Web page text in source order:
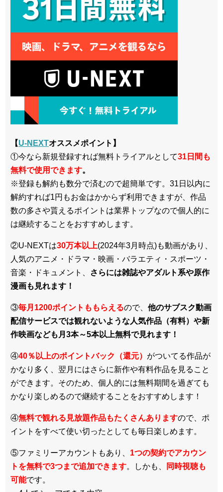
【U-NEXTオススメポイント】
①今なら新規登録すれば無料トライアルとして31日間も
無料で使用できます。
※登録も解約も数分で済むので超簡単です。31日以内に
解約すれば1円もお金はかからず利用できますが、作品
数の多さや貰えるポイントは業界トップなので個人的に
は継続することをおすすめします。
②U-NEXTは30万本以上(2024年3月時点)も動画があり、
人気のアニメ・ドラマ・映画・バラエティ・スポーツ・
音楽・ドキュメント、
さらには雑誌やアダルト系や原作
漫画も見れます！
③毎月1200ポイントももらえるので、 他のサブスク動画
配信サービスでは観れないような人気作品（有料）や新
作映画なども月3本～5本以上無料で見れます！
④40％以上のポイントバック（還元） がついてる作品が
かなり多く、翌月にはさらに新作や有料作品を見ること
ができます。そのため、個人的には無料期間を過ぎても
かなり楽しめるので継続することをおすすめします！
④無料で観れる見放題作品もたくさんありますので、ポ
イントをすべて使い切ったとしても毎日楽しめます。
⑤ファミリーアカウントもあり、 1つの契約でアカウン
トを無料で3つまで追加できます。しかも、
同時視聴も
可能です。